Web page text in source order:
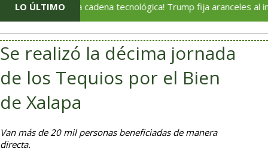
LO ÚLTIMO
a la cadena tecnológica! Trump fija aranceles al insumo
Se realizó la décima jornada
de los Tequios por el Bien
de Xalapa
Van más de 20 mil personas beneficiadas de manera
directa.